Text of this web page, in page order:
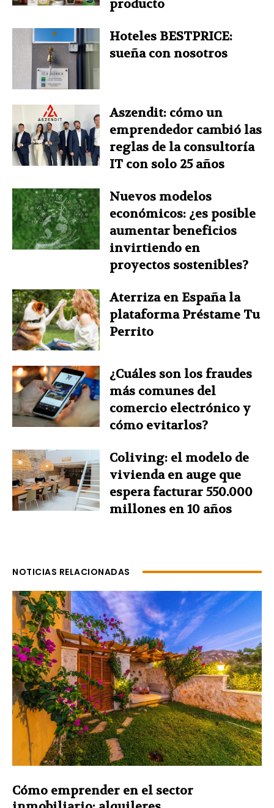
producto
Hoteles BESTPRICE:
sueña con nosotros
Aszendit: cómo un
emprendedor cambió las
reglas de la consultoría
IT con solo 25 años
Nuevos modelos
económicos: ¿es posible
aumentar beneficios
invirtiendo en
proyectos sostenibles?
Aterriza en España la
plataforma Préstame Tu
Perrito
¿Cuáles son los fraudes
más comunes del
comercio electrónico y
cómo evitarlos?
Coliving: el modelo de
vivienda en auge que
espera facturar 550.000
millones en 10 años
NOTICIAS RELACIONADAS
Cómo emprender en el sector